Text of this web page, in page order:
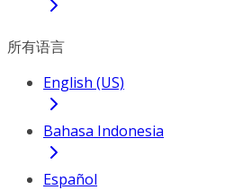
所有语言
English (US)
Bahasa Indonesia
Español